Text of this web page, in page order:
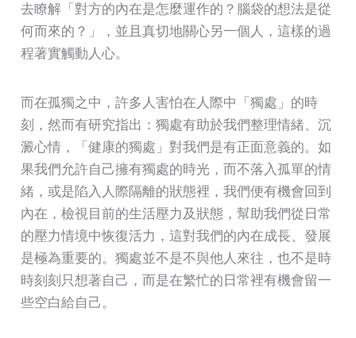
去瞭解「對方的內在是怎麼運作的？腦袋的想法是從
何而來的？」，並且真切地關心另一個人，這樣的過
程著實觸動人心。
而在孤獨之中，許多人害怕在人際中「獨處」的時
刻，然而有研究指出：獨處有助於我們整理情緒、沉
澱心情，「健康的獨處」對我們是有正面意義的。如
果我們允許自己擁有獨處的時光，而不落入孤單的情
緒，或是陷入人際隔離的狀態裡，我們便有機會回到
內在，檢視目前的生活壓力及狀態，幫助我們從日常
的壓力情境中恢復活力，這對我們的內在成長、發展
是極為重要的。獨處並不是不與他人來往，也不是時
時刻刻只想著自己，而是在繁忙的日常裡有機會留一
些空白給自己。